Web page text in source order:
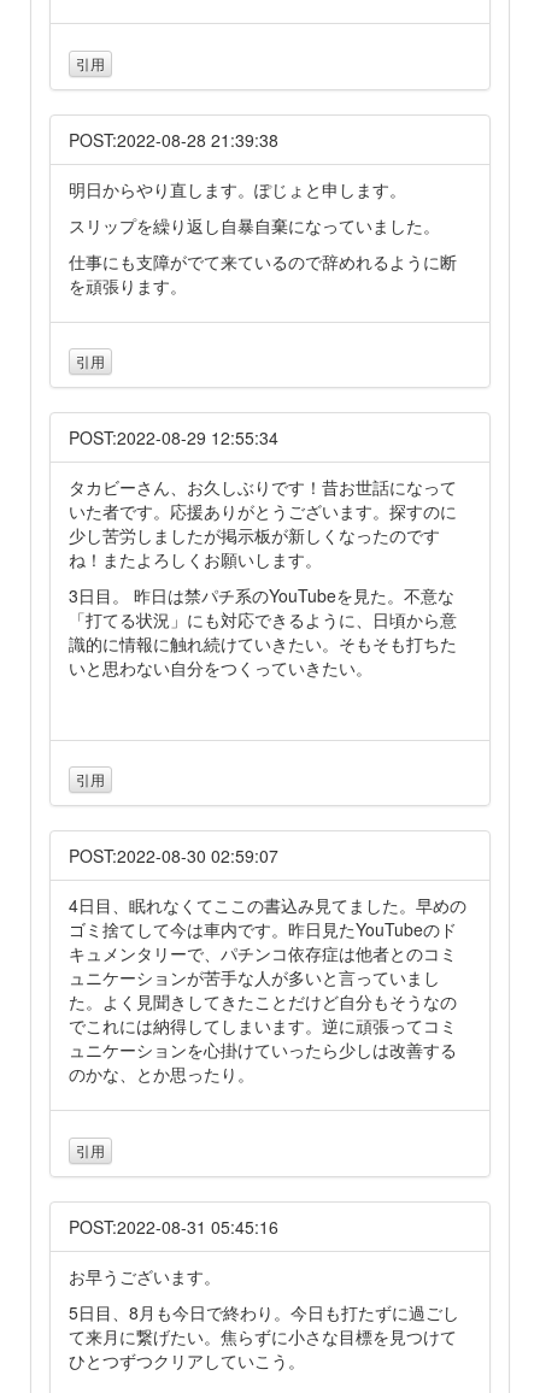
引用
POST:2022-08-28 21:39:38
明日からやり直します。ぽじょと申します。
スリップを繰り返し自暴自棄になっていました。
仕事にも支障がでて来ているので辞めれるように断
を頑張ります。
引用
POST:2022-08-29 12:55:34
タカビーさん、お久しぶりです！昔お世話になって
いた者です。応援ありがとうございます。探すのに
少し苦労しましたが掲示板が新しくなったのです
ね！またよろしくお願いします。
3日目。 昨日は禁パチ系のYouTubeを見た。不意な
「打てる状況」にも対応できるように、日頃から意
識的に情報に触れ続けていきたい。そもそも打ちた
いと思わない自分をつくっていきたい。
引用
POST:2022-08-30 02:59:07
4日目、眠れなくてここの書込み見てました。早めの
ゴミ捨てして今は車内です。昨日見たYouTubeのド
キュメンタリーで、パチンコ依存症は他者とのコミ
ュニケーションが苦手な人が多いと言っていまし
た。よく見聞きしてきたことだけど自分もそうなの
でこれには納得してしまいます。逆に頑張ってコミ
ュニケーションを心掛けていったら少しは改善する
のかな、とか思ったり。
引用
POST:2022-08-31 05:45:16
お早うございます。
5日目、8月も今日で終わり。今日も打たずに過ごし
て来月に繋げたい。焦らずに小さな目標を見つけて
ひとつずつクリアしていこう。